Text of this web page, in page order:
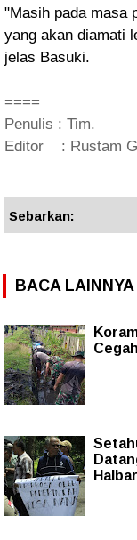
"Masih pada masa
yang akan diamati
jelas Basuki.
====
Penulis : Tim.
Editor : Rustam
Sebarkan:
BACA LAINNYA
Halbar